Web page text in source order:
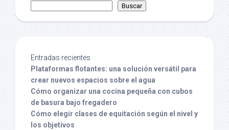
Buscar
Entradas recientes
Plataformas flotantes: una solución versátil para
crear nuevos espacios sobre el agua
Cómo organizar una cocina pequeña con cubos
de basura bajo fregadero
Cómo elegir clases de equitación según el nivel y
los objetivos